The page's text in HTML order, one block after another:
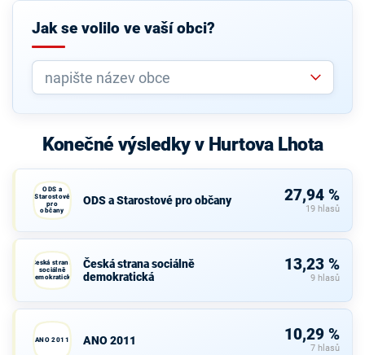
Jak se volilo ve vaší obci?
Konečné výsledky v Hurtova Lhota
ODS a
Starostové
pro
občany
ODS a Starostové pro občany 27,94 %
19 hlasů
Česká strana
sociálně
demokratická
Česká strana sociálně
demokratická
13,23 %
9 hlasů
ANO 2011 ANO 2011 10,29 %
7 hlasů